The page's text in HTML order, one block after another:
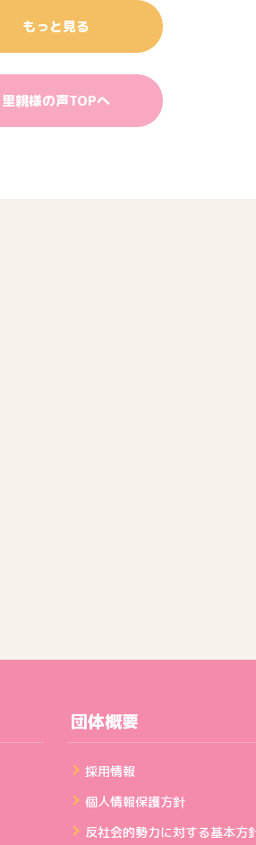
もっと見る
里親様の声TOPへ
団体概要
採用情報
個人情報保護方針
反社会的勢力に対する基本方